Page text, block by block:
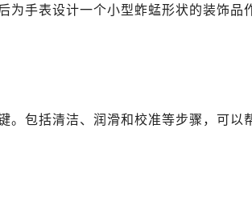
为手表设计一个小型蚱蜢形状的装饰品
。包括清洁、润滑和校准等步骤，可以